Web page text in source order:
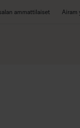
ammattilaiset Airam